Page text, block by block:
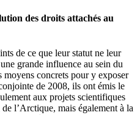
des droits attachés au
de ce que leur statut ne leur
grande influence au sein du
concrets pour y exposer
de 2008, ils ont émis le
aux projets scientifiques
l’Arctique, mais également à la